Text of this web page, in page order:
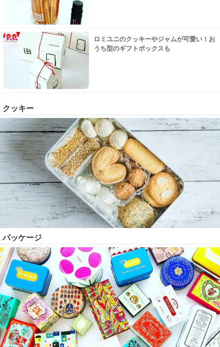
ロミユニのクッキーやジャムが可愛い！お
うち型のギフトボックスも
クッキー
パッケージ